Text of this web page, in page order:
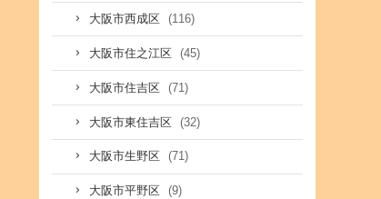
大阪市西成区 (116)
大阪市住之江区 (45)
大阪市住吉区 (71)
大阪市東住吉区 (32)
大阪市生野区 (71)
大阪市平野区 (9)